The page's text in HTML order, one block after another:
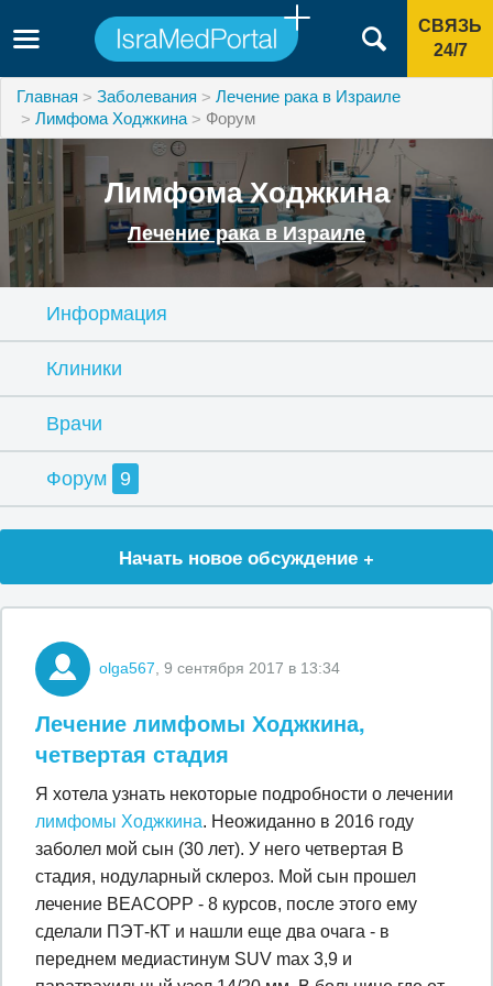
СВЯЗЬ
24/7
Главная Заболевания
Лечение рака в Израиле
Лимфома Ходжкина
Форум
Лимфома Ходжкина
Лечение рака в Израиле
Информация
Клиники
Врачи
Форум 9
Начать новое обсуждение +
olga567 , 9 сентября 2017 в 13:34
Лечение лимфомы Ходжкина,
четвертая стадия
Я хотела узнать некоторые подробности о лечении
лимфомы Ходжкина. Неожиданно в 2016 году
заболел мой сын (30 лет). У него четвертая В
стадия, нодуларный склероз. Мой сын прошел
лечение BEACOPP - 8 курсов, после этого ему
сделали ПЭТ-КТ и нашли еще два очага - в
переднем медиастинум SUV max 3,9 и